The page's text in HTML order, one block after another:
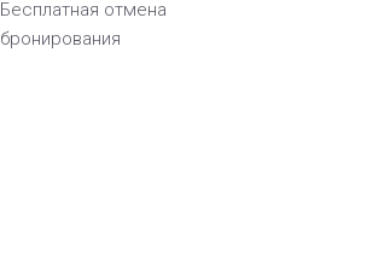
Бесплатная отмена
бронирования